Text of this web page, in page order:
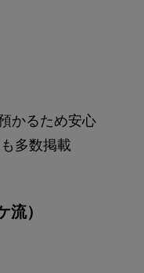
かるため安心
多数掲載
流）